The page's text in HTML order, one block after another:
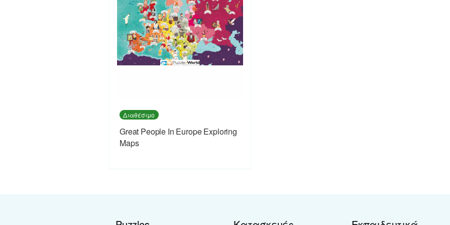
Διαθέσιμο
Great People In Europe Exploring
Maps